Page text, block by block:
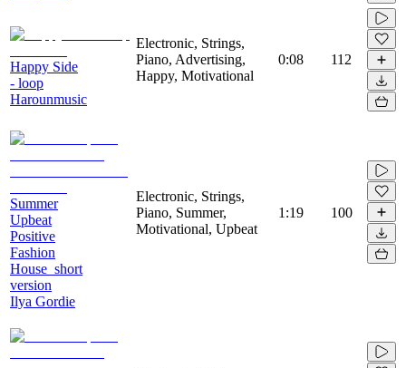
Happy Side
- loop
Harounmusic
Electronic, Strings,
Piano, Advertising,
Happy, Motivational
0:08 112
Summer
Upbeat
Positive
Fashion
House_short
version
Ilya Gordie
Electronic, Strings,
Piano, Summer,
Motivational, Upbeat
1:19 100